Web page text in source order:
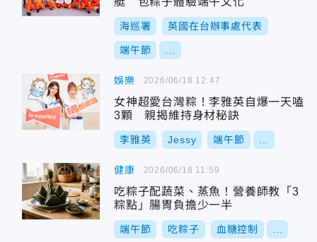
海巡署 英國在台辦事處代表
端午節
娛樂
女神超愛台灣粽！李雅英自爆一天嗑
3顆 親揭維持身材秘訣
李雅英 Jessy 端午節
2026/06/18 12:47
健康
吃粽子配蔬菜、蒸魚！營養師教「3
粽點」腸胃負擔少一半
端午節 吃粽子 血糖控制
2026/06/18 11:59